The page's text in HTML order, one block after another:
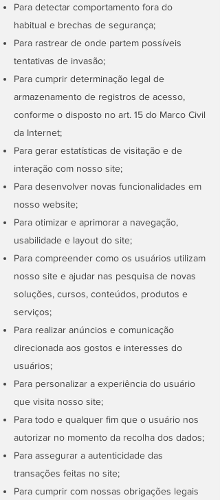
Para detectar comportamento fora do
habitual e brechas de segurança;
Para rastrear de onde partem possíveis
tentativas de invasão;
Para cumprir determinação legal de
armazenamento de registros de acesso,
conforme o disposto no art. 15 do Marco Civil
da Internet;
Para gerar estatísticas de visitação e de
interação com nosso site;
Para desenvolver novas funcionalidades em
nosso website;
Para otimizar e aprimorar a navegação,
usabilidade e layout do site;
Para compreender como os usuários utilizam
nosso site e ajudar nas pesquisa de novas
soluções, cursos, conteúdos, produtos e
serviços;
Para realizar anúncios e comunicação
direcionada aos gostos e interesses do
usuários;
Para personalizar a experiência do usuário
que visita nosso site;
Para todo e qualquer fim que o usuário nos
autorizar no momento da recolha dos dados;
Para assegurar a autenticidade das
transações feitas no site;
Para cumprir com nossas obrigações legais